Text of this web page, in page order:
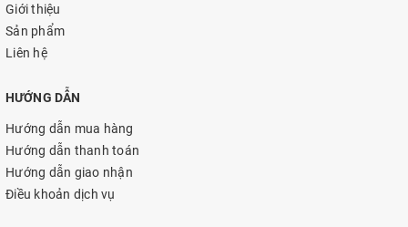
Giới thiệu
Sản phẩm
Liên hệ
HƯỚNG DẪN
Hướng dẫn mua hàng
Hướng dẫn thanh toán
Hướng dẫn giao nhận
Điều khoản dịch vụ